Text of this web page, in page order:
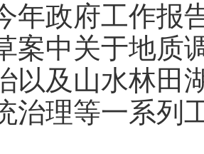
年政府工作报
案中关于地质
以及山水林田
治理等一系列